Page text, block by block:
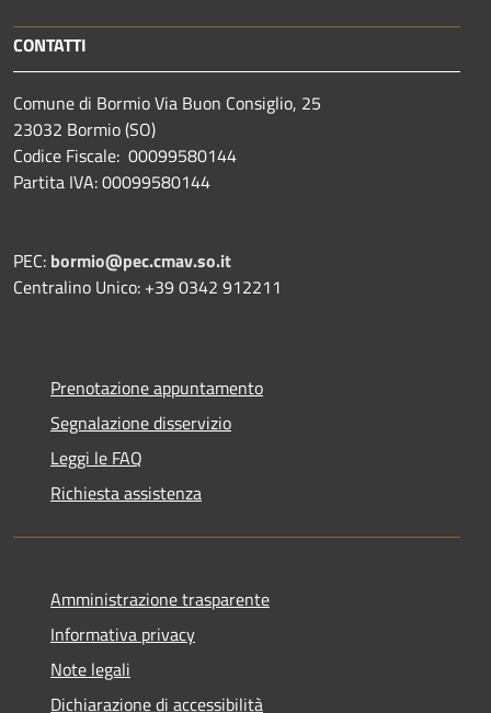
CONTATTI
Comune di Bormio Via Buon Consiglio, 25
23032 Bormio (SO)
Codice Fiscale: 00099580144
Partita IVA: 00099580144
PEC: bormio@pec.cmav.so.it
Centralino Unico: +39 0342 912211
Prenotazione appuntamento
Segnalazione disservizio
Leggi le FAQ
Richiesta assistenza
Amministrazione trasparente
Informativa privacy
Note legali
Dichiarazione di accessibilità